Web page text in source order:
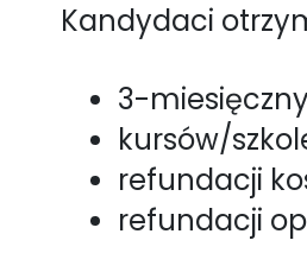
Kandydaci
3-
kursów/
refundacji
refundacji